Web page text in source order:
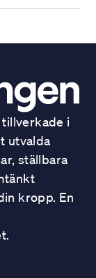
i
utvalda
ställbara
kropp. En